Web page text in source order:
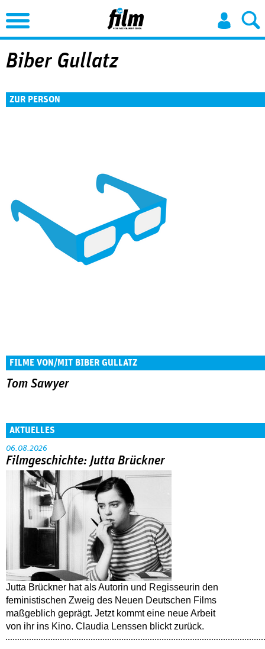
Jump to Navigation
Biber Gullatz
ZUR PERSON
FILME VON/MIT BIBER GULLATZ
Tom Sawyer
AKTUELLES
06.08.2026
Filmgeschichte: Jutta Brückner
Jutta Brückner hat als Autorin und Regisseurin den
feministischen Zweig des Neuen Deutschen Films
maßgeblich geprägt. Jetzt kommt eine neue Arbeit
von ihr ins Kino. Claudia Lenssen blickt zurück.